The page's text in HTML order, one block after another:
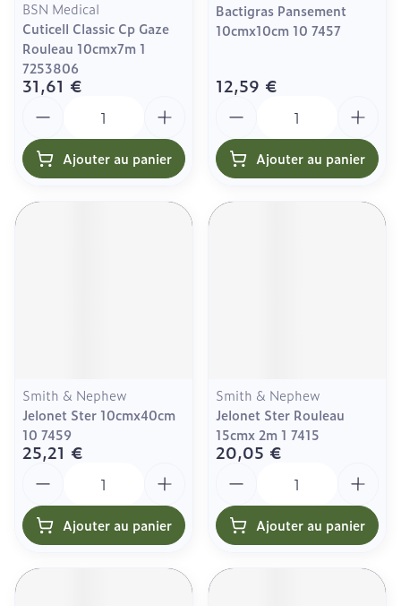
BSN Medical
Cuticell Classic Cp Gaze
Rouleau 10cmx7m 1
7253806
31,61 €
Ajouter au panier
Bactigras Pansement
10cmx10cm 10 7457
12,59 €
Ajouter au panier
Smith & Nephew
Jelonet Ster 10cmx40cm
10 7459
25,21 €
Ajouter au panier
Smith & Nephew
Jelonet Ster Rouleau
15cmx 2m 1 7415
20,05 €
Ajouter au panier